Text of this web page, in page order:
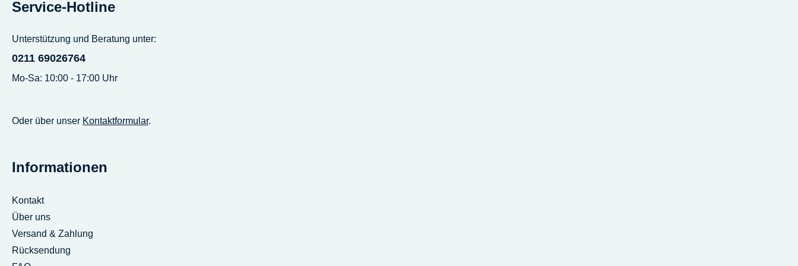
Service-Hotline
Unterstützung und Beratung unter:
0211 69026764
Mo-Sa: 10:00 - 17:00 Uhr
Oder über unser Kontaktformular.
Informationen
Kontakt
Über uns
Versand & Zahlung
Rücksendung